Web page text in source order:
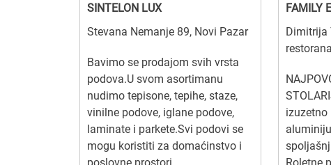
SINTELON LUX
Stevana Nemanje 89, Novi Pazar
Bavimo se prodajom svih vrsta
podova.U svom asortimanu
nudimo tepisone, tepihe, staze,
vinilne podove, iglane podove,
laminate i parkete.Svi podovi se
mogu koristiti za domaćinstvo i
FAMILY
Dimitrija
izuzetno